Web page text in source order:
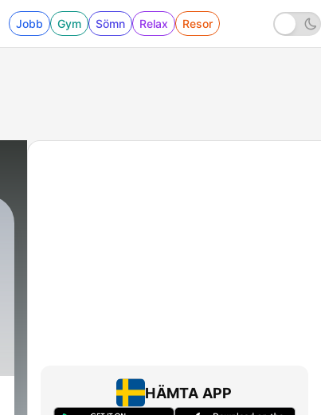
Jobb Gym Sömn Relax Resor
HÄMTA APP